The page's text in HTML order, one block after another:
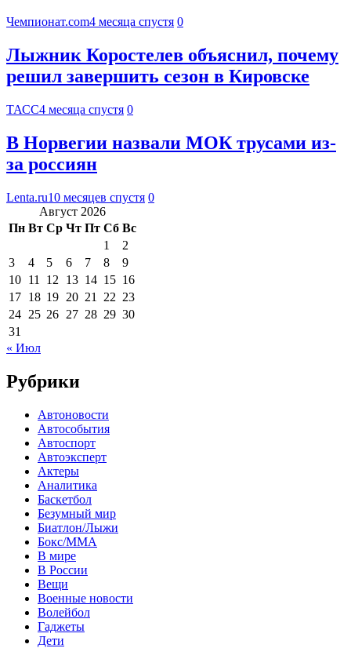
Чемпионат.com4 месяца спустя 0
Лыжник Коростелев объяснил, почему
решил завершить сезон в Кировске
ТАСС4 месяца спустя 0
В Норвегии назвали МОК трусами из-
за россиян
Lenta.ru10 месяцев спустя 0
Август 2026
Пн Вт Ср Чт Пт Сб Вс
1
2
3
4 5 6 7 8
9
10 11 12 13 14 15 16
17 18 19 20 21 22 23
24 25 26 27 28 29 30
31
« Июл
Рубрики
Автоновости
Автособытия
Автоспорт
Автоэксперт
Актеры
Аналитика
Баскетбол
Безумный мир
Биатлон/Лыжи
Бокс/MMA
В мире
В России
Вещи
Военные новости
Волейбол
Гаджеты
Дети